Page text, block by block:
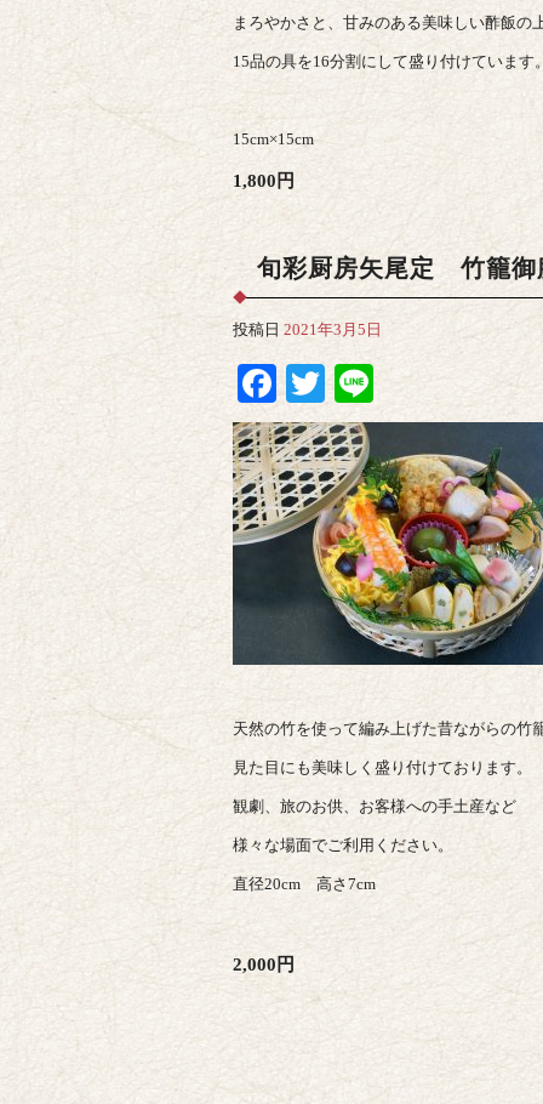
まろやかさと、甘みのある美味しい酢飯の
15品の具を16分割にして盛り付けています
15cm×15cm
1,800円
旬彩厨房矢尾定 竹籠御
投稿日 2021年3月5日
Facebook
Twitter
Line
天然の竹を使って編み上げた昔ながらの竹
見た目にも美味しく盛り付けております。
観劇、旅のお供、お客様への手土産など
様々な場面でご利用ください。
直径20cm 高さ7cm
2,000円